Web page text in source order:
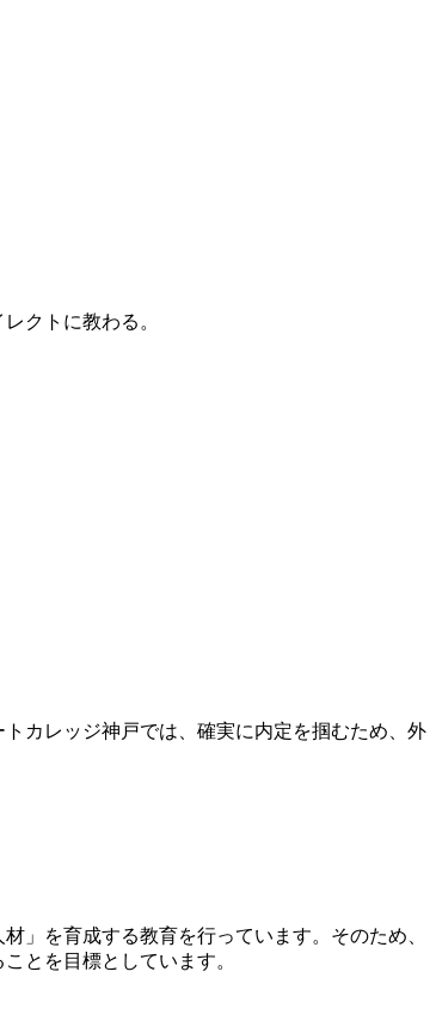
クトに教わる。
カレッジ神戸では、確実に内定を掴むため、外
」を育成する教育を行っています。そのため、
とを目標としています。